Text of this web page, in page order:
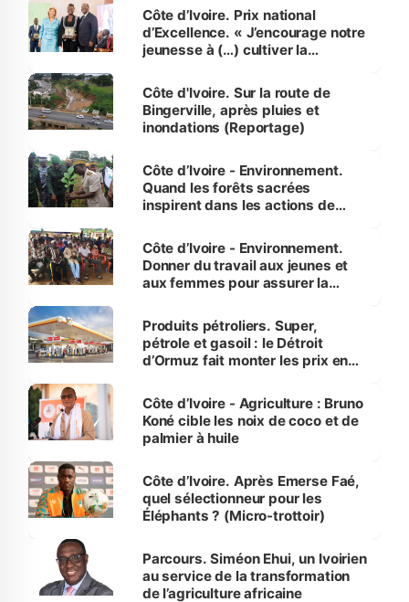
Côte d’Ivoire. Prix national
d’Excellence. « J’encourage notre
jeunesse à (…) cultiver la
(Alassane Ouattara
Côte d'Ivoire. Sur la route de
Bingerville, après pluies et
inondations (Reportage)
Côte d’Ivoire - Environnement.
Quand les forêts sacrées
inspirent dans les actions de
Côte d’Ivoire - Environnement.
Donner du travail aux jeunes et
aux femmes pour assurer la
menacées
Produits pétroliers. Super,
pétrole et gasoil : le Détroit
d’Ormuz fait monter les prix en
Côte d’Ivoire - Agriculture : Bruno
Koné cible les noix de coco et de
palmier à huile
Côte d’Ivoire. Après Emerse Faé,
quel sélectionneur pour les
Éléphants ? (Micro-trottoir)
Parcours. Siméon Ehui, un Ivoirien
au service de la transformation
de l’agriculture africaine